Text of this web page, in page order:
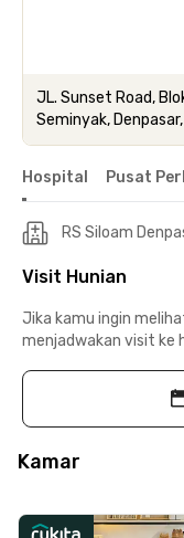
JL. Sunset Road,
Seminyak,
Hospital Pusat
RS Siloam
Visit Hunian
Jika kamu ingin
menjadwakan visit ke
Kamar